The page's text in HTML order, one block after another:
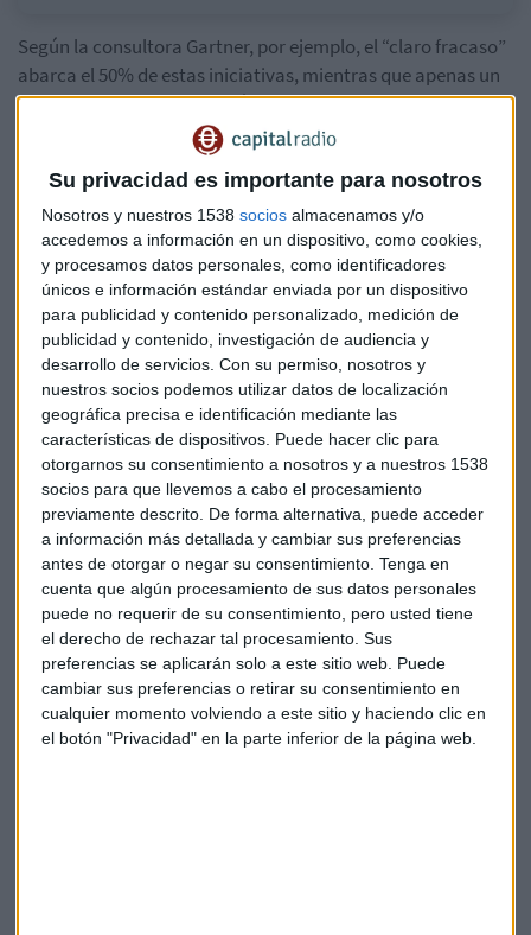
Su privacidad es importante para nosotros
Nosotros y nuestros 1538 socios almacenamos y/o
accedemos a información en un dispositivo, como cookies,
y procesamos datos personales, como identificadores
únicos e información estándar enviada por un dispositivo
para publicidad y contenido personalizado, medición de
publicidad y contenido, investigación de audiencia y
desarrollo de servicios. Con su permiso, nosotros y
nuestros socios podemos utilizar datos de localización
geográfica precisa e identificación mediante las
características de dispositivos. Puede hacer clic para
otorgarnos su consentimiento a nosotros y a nuestros 1538
socios para que llevemos a cabo el procesamiento
previamente descrito. De forma alternativa, puede acceder
a información más detallada y cambiar sus preferencias
antes de otorgar o negar su consentimiento. Tenga en
cuenta que algún procesamiento de sus datos personales
puede no requerir de su consentimiento, pero usted tiene
el derecho de rechazar tal procesamiento. Sus
preferencias se aplicarán solo a este sitio web. Puede
cambiar sus preferencias o retirar su consentimiento en
cualquier momento volviendo a este sitio y haciendo clic en
el botón "Privacidad" en la parte inferior de la página web.
Según la consultora Gartner, por ejemplo, el “claro fracaso”
abarca el 50% de estas iniciativas, mientras que apenas un
34% se define como “claro éxito” y el 16% restante califica
La tecnología es la herramienta clave en la era digital, "pero
también están en las personas", asegura Marlon Molina, top
20 #DigitalTransformation EMEA. En la misma línea se
pronuncia Ignasi Queralt, responsable de gestión del
cambio en DKV, "la tecnología ayuda en ámbitos dispersos,
pero no es el único canal", añade.
No obstante, "la gente tiene que generar el cambio",
destaca Marta Sevila, head of real state & workplace Iberia
en Xerox. "Las herramientas cuentan si va bien o no".
Unas herramientas que también permiten vigilar el estado
de salud de la compañía, asegura José Ángel Díez, CEO.
Suscríbete a nuestros boletines
Te enviaremos las noticias más importantes del día